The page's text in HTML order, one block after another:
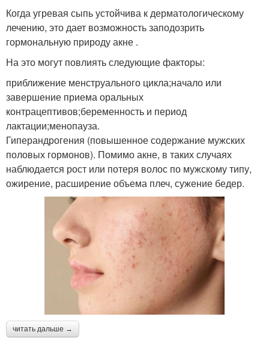
Когда угревая сыпь устойчива к дерматологическому
лечению, это дает возможность заподозрить
гормональную природу акне .
На это могут повлиять следующие факторы:
приближение менструального цикла;начало или
завершение приема оральных
контрацептивов;беременность и период
лактации;менопауза.
Гиперандрогения (повышенное содержание мужских
половых гормонов). Помимо акне, в таких случаях
наблюдается рост или потеря волос по мужскому типу,
ожирение, расширение объема плеч, сужение бедер.
читать дальше →